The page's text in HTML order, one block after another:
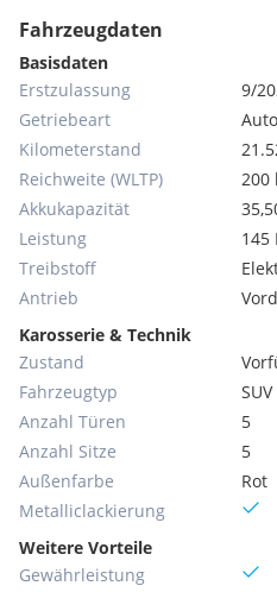
Fahrzeugdaten
Basisdaten
Erstzulassung
9/
Getriebeart
Kilometerstand
Reichweite (WLTP)
200
Akkukapazität
Leistung
145
Treibstoff
Antrieb
Karosserie & Technik
Zustand
Fahrzeugtyp
Anzahl Türen
5
Anzahl Sitze
5
Außenfarbe
Rot
Metallic­lackierung
Weitere Vorteile
Gewährleistung